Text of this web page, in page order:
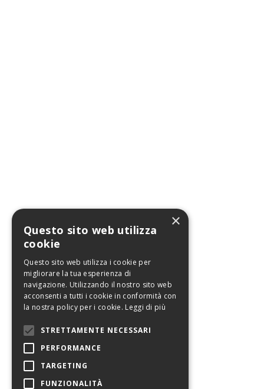
×
Questo sito web utilizza
cookie
Questo sito web utilizza i cookie per
migliorare la tua esperienza di
navigazione. Utilizzando il nostro sito web
acconsenti a tutti i cookie in conformità con
la nostra policy per i cookie. Leggi di più
STRETTAMENTE NECESSARI
PERFORMANCE
TARGETING
FUNZIONALITÀ